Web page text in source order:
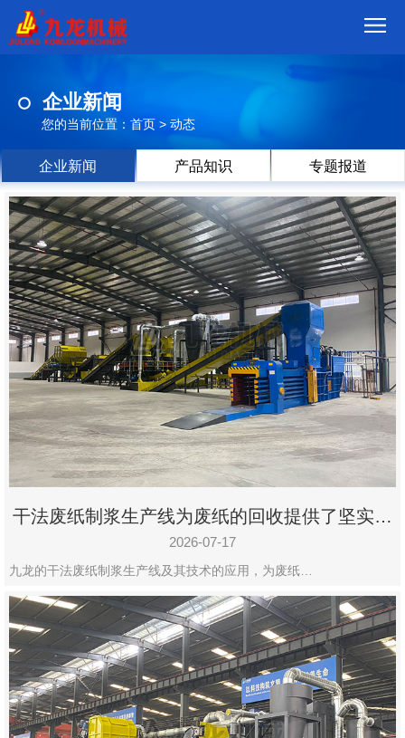
品
视
频
现
场
方
案
动
态联
系
郑
州
市
设
有
限
公
司
豫
ICP
企业新闻
您的当前位置： 首页 > 动态
企业新闻 产品知识 专题报道
干法废纸制浆生产线为废纸的回收提供了坚实的
保障
2026-07-17
九龙的干法废纸制浆生产线及其技术的应用，为废纸…